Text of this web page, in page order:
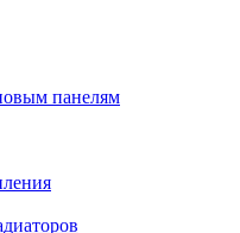
панелям